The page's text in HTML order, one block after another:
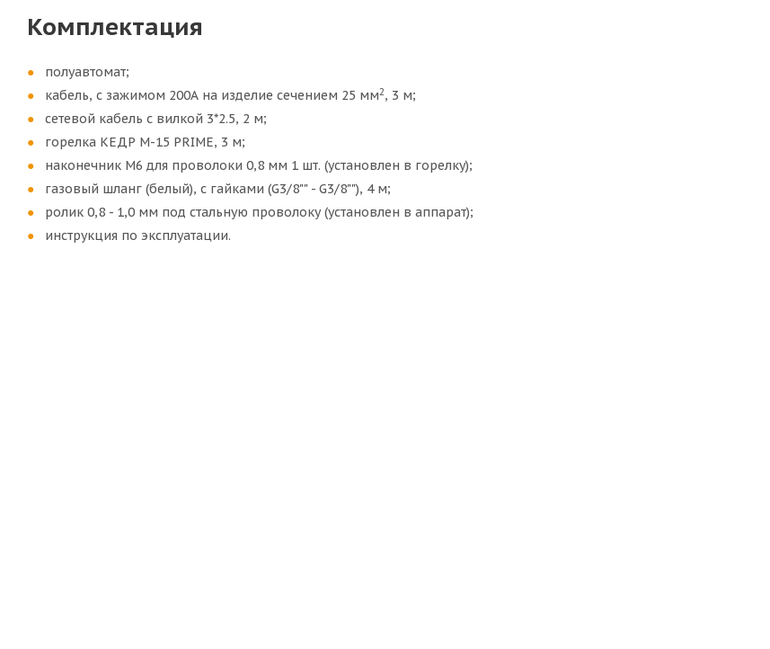
Комплектация
полуавтомат;
кабель, с зажимом 200А на изделие сечением 25 мм2, 3 м;
сетевой кабель с вилкой 3*2.5, 2 м;
горелка КЕДР M-15 PRIME, 3 м;
наконечник М6 для проволоки 0,8 мм 1 шт. (установлен в горелку);
газовый шланг (белый), с гайками (G3/8"" - G3/8""), 4 м;
ролик 0,8 - 1,0 мм под стальную проволоку (установлен в аппарат);
инструкция по эксплуатации.